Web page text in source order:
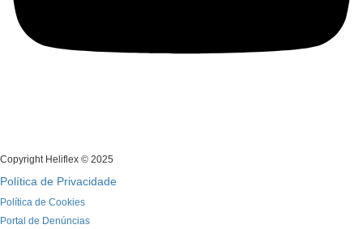
Copyright Heliflex © 2025
Política de Privacidade
Política de Cookies
Portal de Denúncias